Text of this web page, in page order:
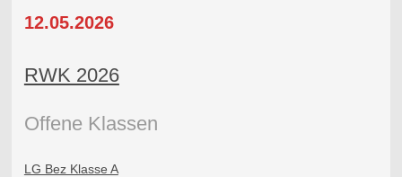
12.05.2026
RWK 2026
Offene Klassen
LG Bez Klasse A